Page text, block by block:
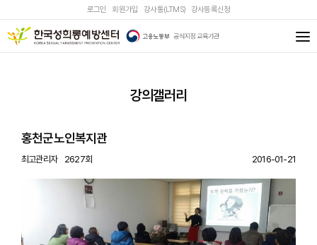
로그인 회원가입 강사통(LTMS) 강사등록신청
강의갤러리
홍천군노인복지관
최고관리자 2627회 2016-01-21